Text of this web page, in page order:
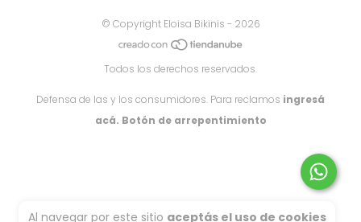
Al navegar por este sitio aceptás el uso de cookies
© Copyright Eloisa Bikinis - 2026
Todos los derechos reservados.
Defensa de las y los consumidores. Para reclamos ingresá
acá. Botón de arrepentimiento